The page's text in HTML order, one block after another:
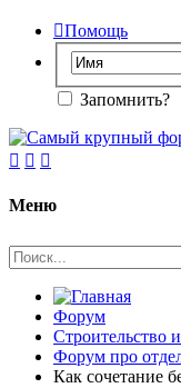
Помощь
Запомнить?
  
Меню
Форум
Строительство
Форум про
Как сочетание